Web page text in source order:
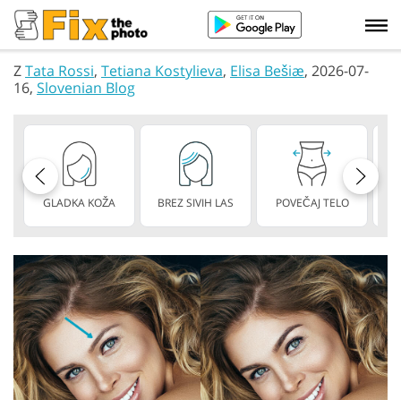
ZTata Rossi, Tetiana Kostylieva, Elisa Bešiæ, 2026-07-
16, Slovenian Blog
GLADKA KOŽA BREZ SIVIH LAS POVEČAJ TELO